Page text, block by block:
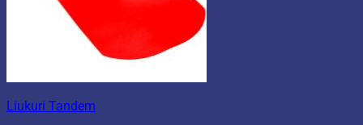
Liukuri Tandem